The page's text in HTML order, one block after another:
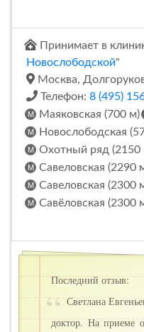
Принимает в
Новослободской"
Москва,
Телефон: 8 (495)
Маяковская (700 м)
Новослободская
Охотный ряд (2150
Савеловская (2290
Савеловская (2300
Савёловская (2300
Последний отзыв:
Светлана
доктор. На приеме